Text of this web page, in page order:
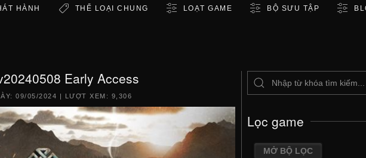
HÀNH THỂ LOẠI CHUNG LOẠT GAME BỘ SƯU TẬP
Early Access
09/05/2024 | LƯỢT XEM: 9,306
Lọc game
MỞ BỘ LỌC